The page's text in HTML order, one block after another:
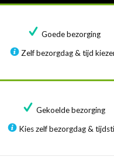
Goede bezorging
Zelf bezorgdag & tijd
Gekoelde bezorging
Kies zelf bezorgdag &